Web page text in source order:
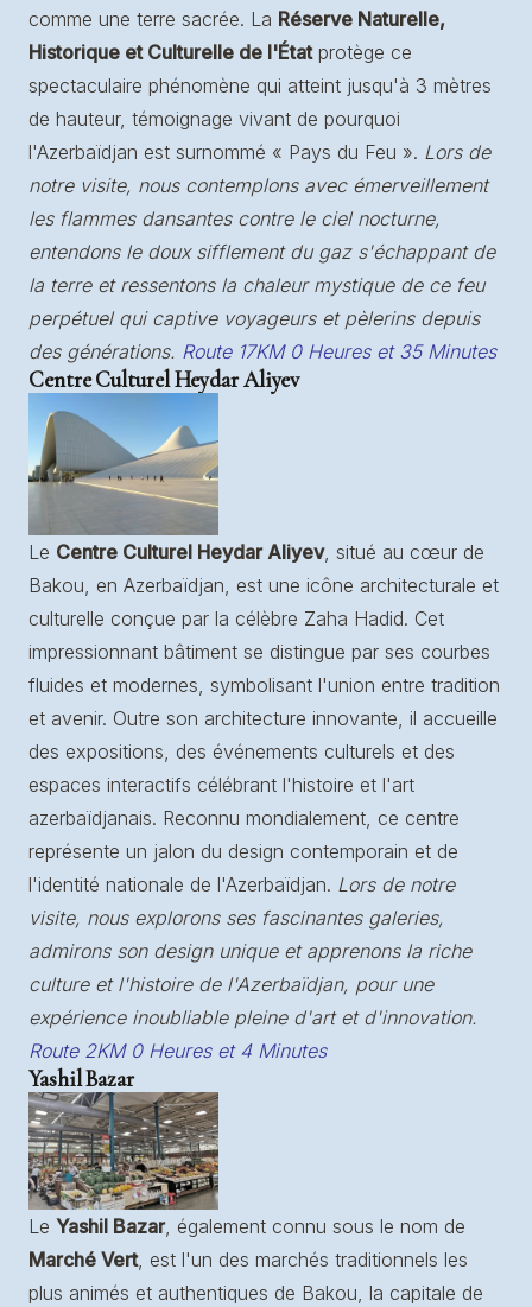
comme une terre sacrée. La Réserve Naturelle,
Historique et Culturelle de l'Étatprotège ce
spectaculaire phénomène qui atteint jusqu'à 3 mètres
de hauteur, témoignage vivant de pourquoi
l'Azerbaïdjan est surnommé « Pays du Feu ». Lors de
notre visite, nous contemplons avec émerveillement
les flammes dansantes contre le ciel nocturne,
entendons le doux sifflement du gaz s'échappant de
la terre et ressentons la chaleur mystique de ce feu
perpétuel qui captive voyageurs et pèlerins depuis
des générations. Route 17KM 0 Heures et 35 Minutes
Centre Culturel Heydar Aliyev
Le Centre Culturel Heydar Aliyev, situé au cœur de
Bakou, en Azerbaïdjan, est une icône architecturale et
culturelle conçue par la célèbre Zaha Hadid. Cet
impressionnant bâtiment se distingue par ses courbes
fluides et modernes, symbolisant l'union entre tradition
et avenir. Outre son architecture innovante, il accueille
des expositions, des événements culturels et des
espaces interactifs célébrant l'histoire et l'art
azerbaïdjanais. Reconnu mondialement, ce centre
représente un jalon du design contemporain et de
l'identité nationale de l'Azerbaïdjan. Lors de notre
visite, nous explorons ses fascinantes galeries,
admirons son design unique et apprenons la riche
culture et l'histoire de l'Azerbaïdjan, pour une
expérience inoubliable pleine d'art et d'innovation.
Route 2KM 0 Heures et 4 Minutes
Yashil Bazar
Le Yashil Bazar, également connu sous le nom de
Marché Vert, est l'un des marchés traditionnels les
plus animés et authentiques de Bakou, la capitale de